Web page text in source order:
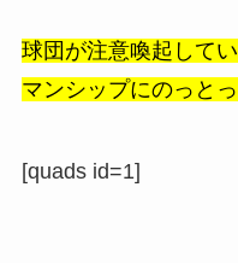
球団が注意喚起して
マンシップにのっと
[quads id=1]